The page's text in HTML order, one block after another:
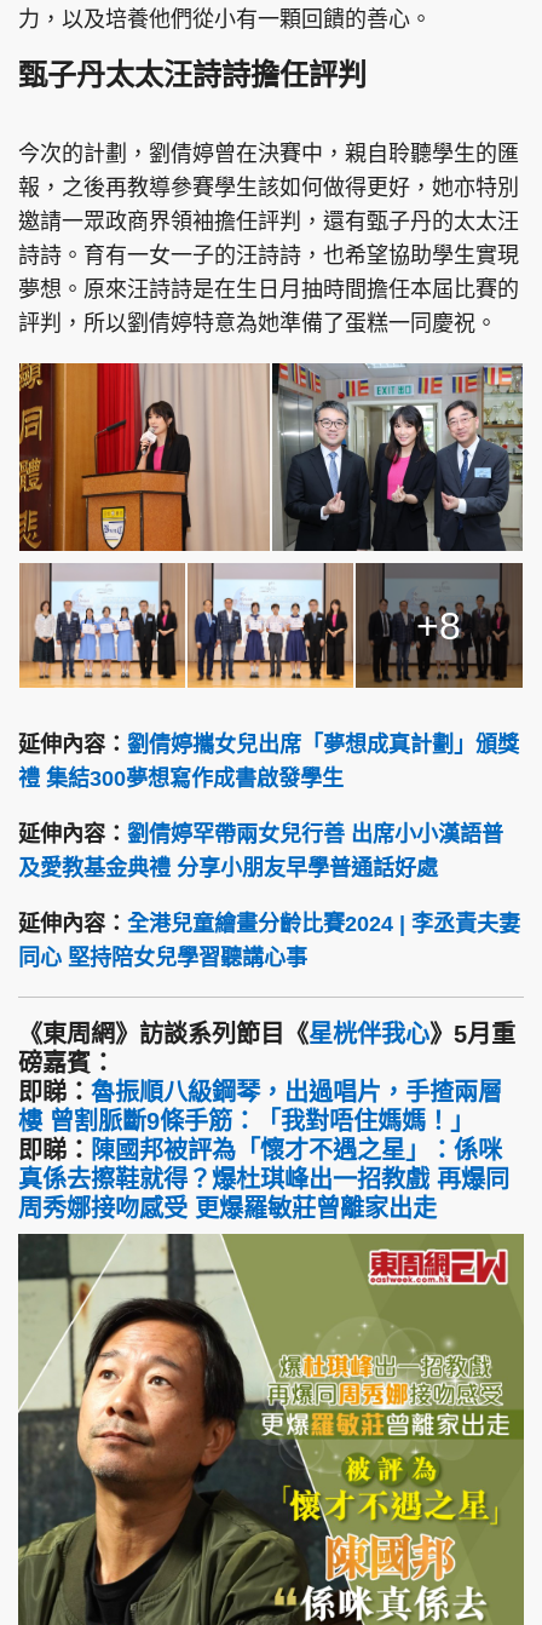
力，以及培養他們從小有一顆回饋的善心。
甄子丹太太汪詩詩擔任評判
今次的計劃，劉倩婷曾在決賽中，親自聆聽學生的匯
報，之後再教導參賽學生該如何做得更好，她亦特別
邀請一眾政商界領袖擔任評判，還有甄子丹的太太汪
詩詩。育有一女一子的汪詩詩，也希望協助學生實現
夢想。原來汪詩詩是在生日月抽時間擔任本屆比賽的
評判，所以劉倩婷特意為她準備了蛋糕一同慶祝。
+8
延伸內容： 劉倩婷攜女兒出席「夢想成真計劃」頒獎
禮 集結300夢想寫作成書啟發學生
延伸內容： 劉倩婷罕帶兩女兒行善 出席小小漢語普
及愛教基金典禮 分享小朋友早學普通話好處
延伸內容： 全港兒童繪畫分齡比賽2024 | 李丞責夫妻
同心 堅持陪女兒學習聽講心事
《東周網》訪談系列節目《星桄伴我心》5月重
磅嘉賓：
即睇： 魯振順八級鋼琴，出過唱片，手揸兩層
樓 曾割脈斷9條手筋：「我對唔住媽媽！」
即睇： 陳國邦被評為「懷才不遇之星」：係咪
真係去擦鞋就得？爆杜琪峰出一招教戲 再爆同
周秀娜接吻感受 更爆羅敏莊曾離家出走